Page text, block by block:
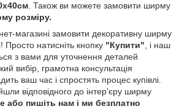
. Також ви можете замовити ширму
розміру.
магазині замовити декоративну ширму
Просто натисніть кнопку "Купити", і наш
з вами для уточнення деталей
вибір, грамотна консультація
ваш час і спростять процес купівлі.
відповідного до інтер'єру ширму
або пишіть нам і ми безплатно